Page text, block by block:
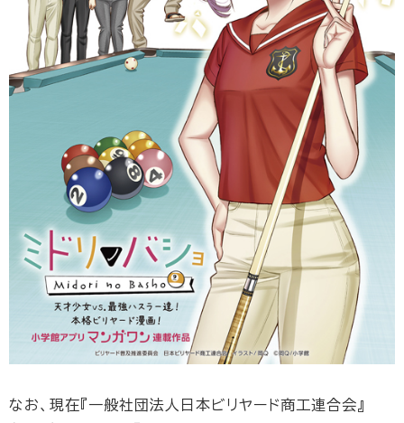
なお、現在『一般社団法人日本ビリヤード商工連合会』